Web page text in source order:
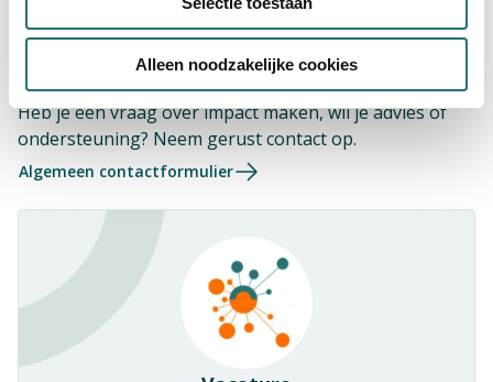
Alleen noodzakelijke cookies
Het DEMPACT-team staat voor je
Heb je een vraag over impact maken, wil je advies of
ondersteuning? Neem gerust contact op.
Algemeen contactformulier